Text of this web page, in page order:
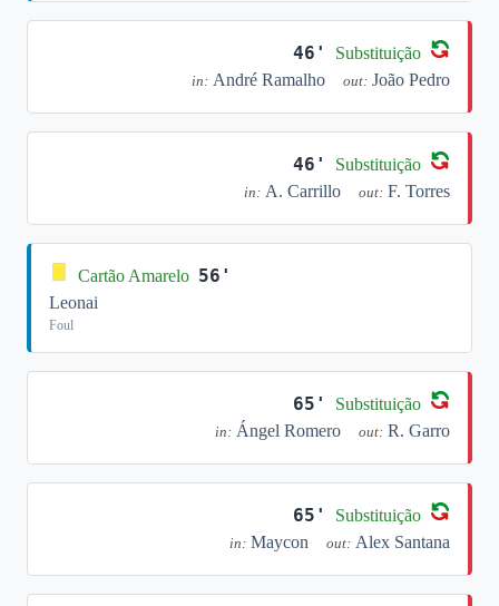
46' Substituição
in: André Ramalho out: João Pedro
46' Substituição
in: A. Carrillo out: F. Torres
Cartão Amarelo 56'
Leonai
Foul
65' Substituição
in: Ángel Romero out: R. Garro
65' Substituição
in: Maycon out: Alex Santana